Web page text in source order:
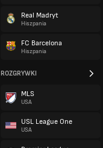
Real Madryt
Hiszpania
FC Barcelona
Hiszpania
ROZGRYWKI
MLS
USA
USL League One
USA